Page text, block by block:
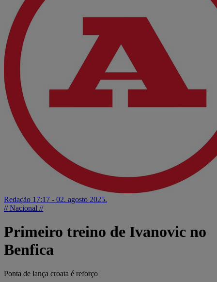
Redação 17:17 - 02. agosto 2025.
// Nacional //
Primeiro treino de Ivanovic no
Benfica
Ponta de lança croata é reforço